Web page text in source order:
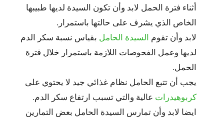
أثناء فترة الحمل لابد وأن تكون السيدة لديها طبيبها
الخاص الذي يشرف على حالتها باستمرار.
لابد وأن تقوم السيدة الحامل بقياس نسبة سكر الدم
لديها وعمل الفحوصات اللازمة باستمرار خلال فترة
الحمل.
يجب أن تتبع الحامل نظام غذائي جيد لا يحتوي على
كربوهيدرات عالية والتي تسبب ارتفاع سكر الدم.
ايضا لابد وأن تمارس السيدة الحامل بعض التمارين